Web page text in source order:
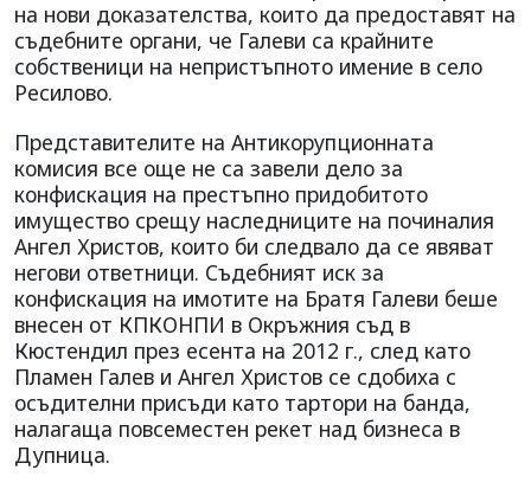
на нови доказателства, които да предоставят на
съдебните органи, че Галеви са крайните
собственици на непристъпното имение в село
Ресилово.
Представителите на Антикорупционната
комисия все още не са завели дело за
конфискация на престъпно придобитото
имущество срещу наследниците на починалия
Ангел Христов, които би следвало да се явяват
негови ответници. Съдебният иск за
конфискация на имотите на Братя Галеви беше
внесен от КПКОНПИ в Окръжния съд в
Кюстендил през есента на 2012 г., след като
Пламен Галев и Ангел Христов се сдобиха с
осъдителни присъди като тартори на банда,
налагаща повсеместен рекет над бизнеса в
Дупница.